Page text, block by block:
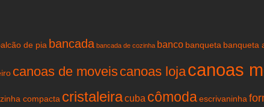
de pia bancada bancada de cozinha banco banqueta banqueta
canoas de moveiscanoas lojacanoas
compacta cristaleiracuba cômoda escrivaninha